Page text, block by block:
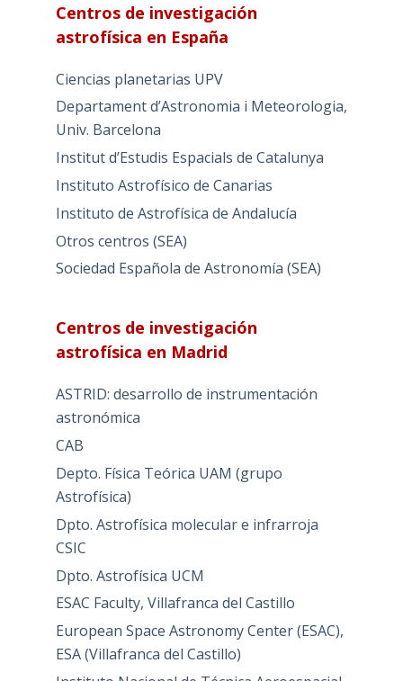
Centros de investigación
astrofísica en España
Ciencias planetarias UPV
Departament d’Astronomia i Meteorologia,
Univ. Barcelona
Institut d’Estudis Espacials de Catalunya
Instituto Astrofísico de Canarias
Instituto de Astrofísica de Andalucía
Otros centros (SEA)
Sociedad Española de Astronomía (SEA)
Centros de investigación
astrofísica en Madrid
ASTRID: desarrollo de instrumentación
astronómica
CAB
Depto. Física Teórica UAM (grupo
Astrofísica)
Dpto. Astrofísica molecular e infrarroja
CSIC
Dpto. Astrofísica UCM
ESAC Faculty, Villafranca del Castillo
European Space Astronomy Center (ESAC),
ESA (Villafranca del Castillo)